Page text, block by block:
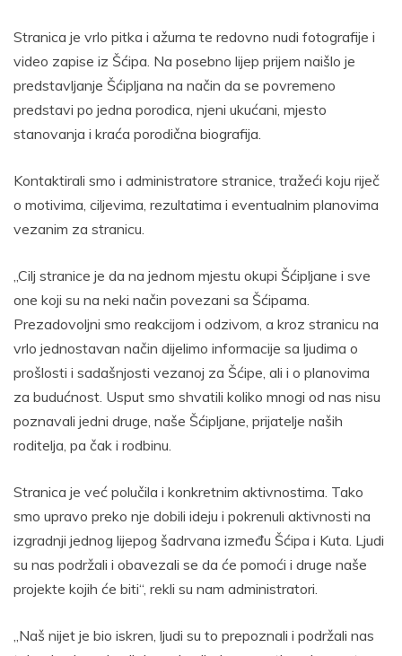
Stranica je vrlo pitka i ažurna te redovno nudi fotografije i
video zapise iz Šćipa. Na posebno lijep prijem naišlo je
predstavljanje Šćipljana na način da se povremeno
predstavi po jedna porodica, njeni ukućani, mjesto
stanovanja i kraća porodična biografija.
Kontaktirali smo i administratore stranice, tražeći koju riječ
o motivima, ciljevima, rezultatima i eventualnim planovima
vezanim za stranicu.
„Cilj stranice je da na jednom mjestu okupi Šćipljane i sve
one koji su na neki način povezani sa Šćipama.
Prezadovoljni smo reakcijom i odzivom, a kroz stranicu na
vrlo jednostavan način dijelimo informacije sa ljudima o
prošlosti i sadašnjosti vezanoj za Šćipe, ali i o planovima
za budućnost. Usput smo shvatili koliko mnogi od nas nisu
poznavali jedni druge, naše Šćipljane, prijatelje naših
roditelja, pa čak i rodbinu.
Stranica je već polučila i konkretnim aktivnostima. Tako
smo upravo preko nje dobili ideju i pokrenuli aktivnosti na
izgradnji jednog lijepog šadrvana između Šćipa i Kuta. Ljudi
su nas podržali i obavezali se da će pomoći i druge naše
projekte kojih će biti“, rekli su nam administratori.
„Naš nijet je bio iskren, ljudi su to prepoznali i podržali nas